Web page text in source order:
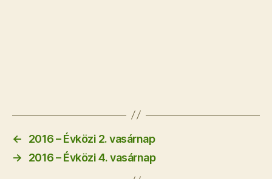
←
2016 – Évközi 2. vasárnap
→
2016 – Évközi 4. vasárnap